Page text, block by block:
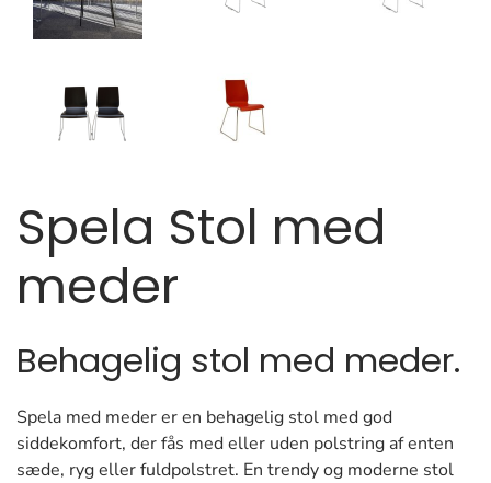
Spela Stol med
meder
Behagelig stol med meder.
Spela med meder er en behagelig stol med god
siddekomfort, der fås med eller uden polstring af enten
sæde, ryg eller fuldpolstret. En trendy og moderne stol